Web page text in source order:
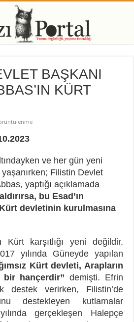
BAŞKANI
KÜRT
ve her gün yeni
Filistin Devlet
yaptığı açıklamada
bu Esad’ın
devletinin kurulmasına
Kürt karşıtlığı yeni değildir.
yılında Güneyde yapılan
Kürt devleti, Arapların
bir hançerdir” demişti. Efrin
destek verirken, Filistin’de
destekleyen kutlamalar
gerçekleşen Halepçe